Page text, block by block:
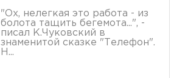
"Ох, нелегкая это работа - из
болота тащить бегемота...", -
писал К.Чуковский в
знаменитой сказке "Телефон".
Н...